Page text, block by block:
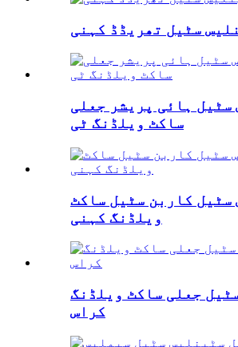
سٹیل تھریڈڈ کہنی
سٹیل ہائی پریشر جعلی
ساکٹ ویلڈنگ ٹی
سٹیل کاربن سٹیل ساکٹ
ویلڈنگ کہنی
جعلی ساکٹ ویلڈنگ
کراس